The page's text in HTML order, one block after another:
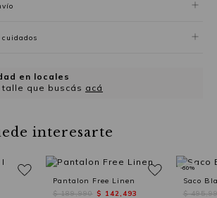
en locales
talle que buscás acá
interesarte
Pantalon Free Linen
$ 189,990 $ 142,493
Saco
$
-60%